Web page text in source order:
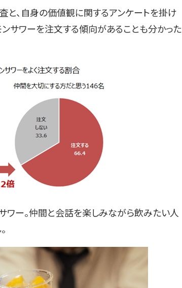
と、自身の価値観に関するアンケートを掛け
ンサワーを注文する傾向があることも分かった
ワー。仲間と会話を楽しみながら飲みたい人